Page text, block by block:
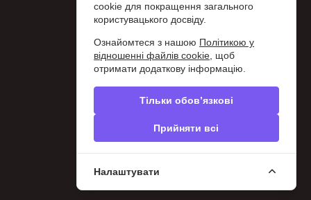
cookie для покращення загального
користувацького досвіду.
Ознайомтеся з нашою Політикою у
відношенні файлів cookie, щоб
отримати додаткову інформацію.
Тільки обов’язкові
Прийняти всі
Налаштувати